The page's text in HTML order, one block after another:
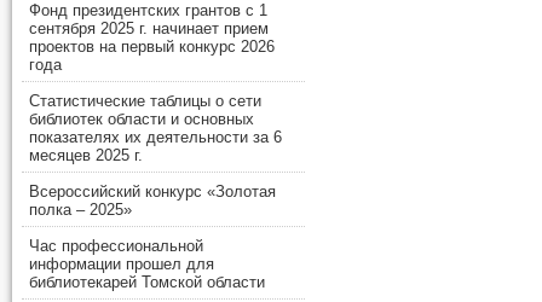
Фонд президентских грантов с 1
сентября 2025 г. начинает прием
проектов на первый конкурс 2026
года
Статистические таблицы о сети
библиотек области и основных
показателях их деятельности за 6
месяцев 2025 г.
Всероссийский конкурс «Золотая
полка – 2025»
Час профессиональной
информации прошел для
библиотекарей Томской области